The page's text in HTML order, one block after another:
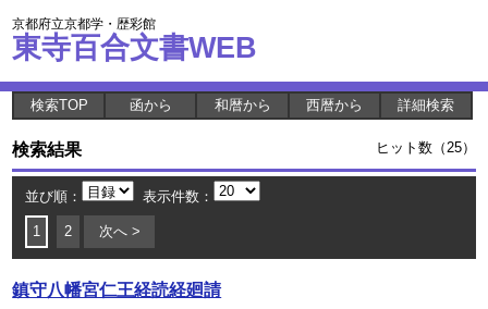
京都府立京都学・歴彩館
東寺百合文書WEB
検索TOP 函から 和暦から 西暦から 詳細検索
検索結果 ヒット数（25）
並び順： 表示件数：
1 2 次へ >
鎮守八幡宮仁王経読経廻請